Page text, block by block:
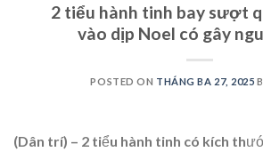
2 tiểu hành tinh bay sượt
vào dịp Noel có gây
POSTED ON THÁNG BA 27, 2025
(Dân trí) – 2 tiểu hành tinh có kích